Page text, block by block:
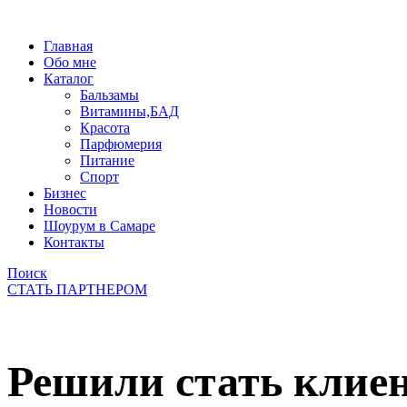
Главная
Обо мне
Каталог
Бальзамы
Витамины,БАД
Красота
Парфюмерия
Питание
Спорт
Бизнес
Новости
Шоурум в Самаре
Контакты
Поиск
СТАТЬ ПАРТНЕРОМ
Решили стать